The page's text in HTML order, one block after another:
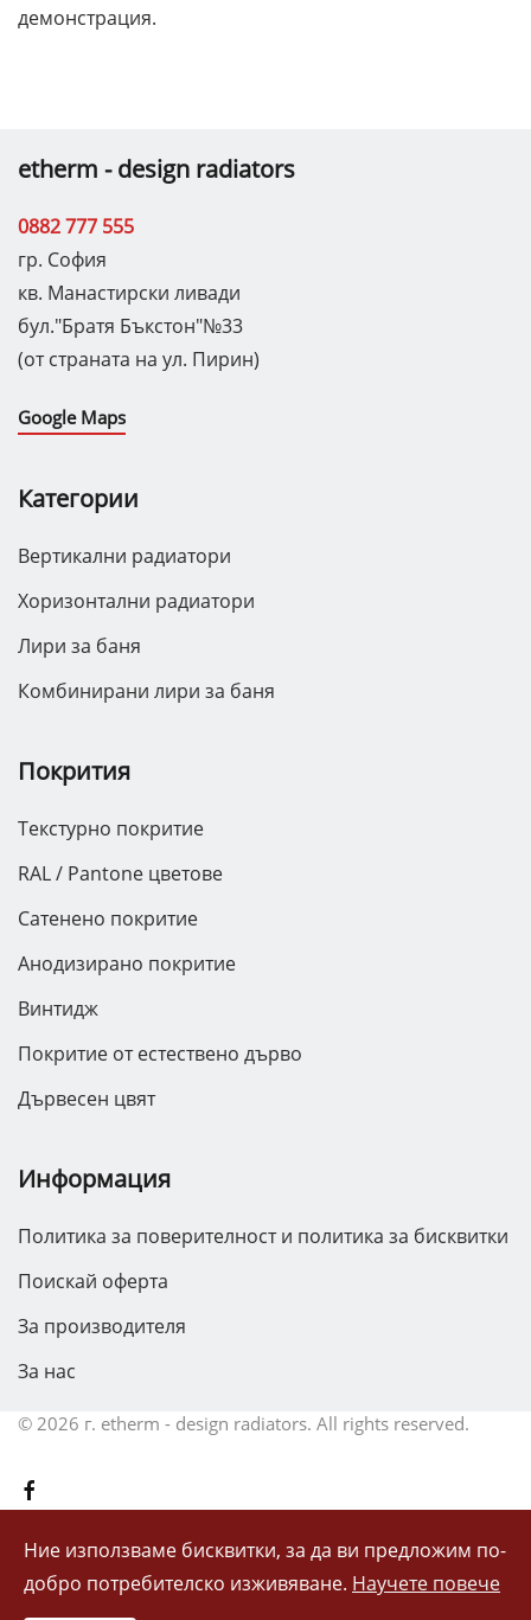
демонстрация.
etherm - design radiators
0882 777 555
гр. София
кв. Манастирски ливади
бул."Братя Бъкстон"№33
(от страната на ул. Пирин)
Google Maps
Категории
Вертикални радиатори
Хоризонтални радиатори
Лири за баня
Комбинирани лири за баня
Покрития
Текстурно покритие
RAL / Pantone цветове
Сатенено покритие
Анодизирано покритие
Винтидж
Покритие от естествено дърво
Дървесен цвят
Информация
Политика за поверителност и политика за бисквитки
Поискай оферта
За производителя
За нас
© 2026 г. etherm - design radiators. All rights reserved.
Ние използваме бисквитки, за да ви предложим по-
добро потребителско изживяване. Научете повече